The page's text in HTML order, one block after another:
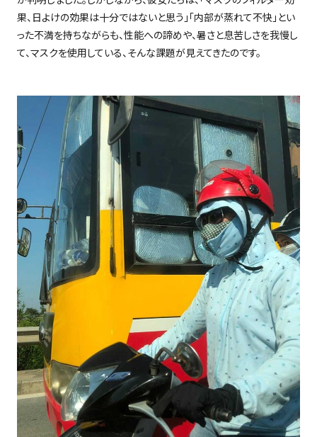
果、日よけの効果は十分ではないと思う」「内部が蒸れて不快」とい
った不満を持ちながらも、性能への諦めや、暑さと息苦しさを我慢し
て、マスクを使用している、そんな課題が見えてきたのです。